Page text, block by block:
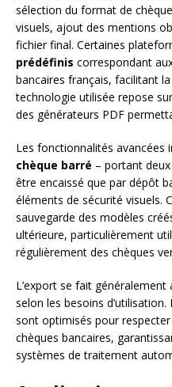
sélection du format de
visuels, ajout des mentions
fichier final. Certaines
prédéfinis correspondant
bancaires français, facilitant
technologie utilisée repose
des générateurs PDF
Les fonctionnalités avancées
chèque barré – portant
être encaissé que par dépôt
éléments de sécurité visuels.
sauvegarde des modèles
ultérieure, particulièrement
régulièrement des chèques
L’export se fait généralement
selon les besoins d’utilisation.
sont optimisés pour
chèques bancaires,
systèmes de traitement